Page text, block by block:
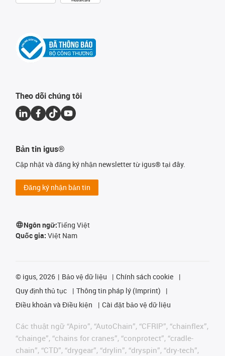
Theo dõi chúng tôi
Bản tin igus®
Cập nhật và đăng ký nhận newsletter từ igus® tại đây.
Đăng ký nhận bản tin
Ngôn ngữ:Tiếng Việt
Quốc gia: Việt Nam
© igus, 2026 Bảo vệ dữ liệu
Chính sách cookie
Quy định thủ tục
Thông tin pháp lý (Imprint)
Điều khoản và Điều kiện
Cài đặt bảo vệ dữ liệu
Các thuật ngữ “Apiro”, “AutoChain”, “CFRIP”, “chainflex”,
“chainge”, “chains for cranes”, “conprotect”, “cradle-
chain”, “CTD”, “drygear”, “drylin”, “dryspin”, “dry-tech”,